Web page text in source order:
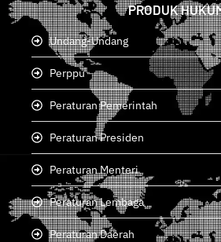
PRODUK
Undang-Undang
Perppu
Peraturan Pemerintah
Peraturan Presiden
Peraturan Menteri
Peraturan Lembaga
Peraturan Daerah